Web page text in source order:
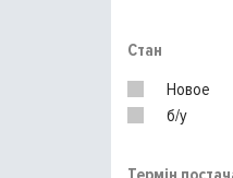
Стан
Новое
б/у